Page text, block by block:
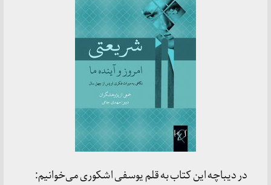
در دیباچه این کتاب به قلم یوسفی اشکوری می‌خوانیم: